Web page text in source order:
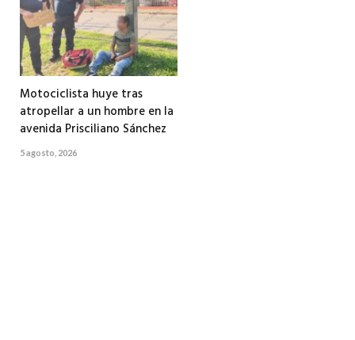
Motociclista huye tras
atropellar a un hombre en la
avenida Prisciliano Sánchez
5 agosto, 2026